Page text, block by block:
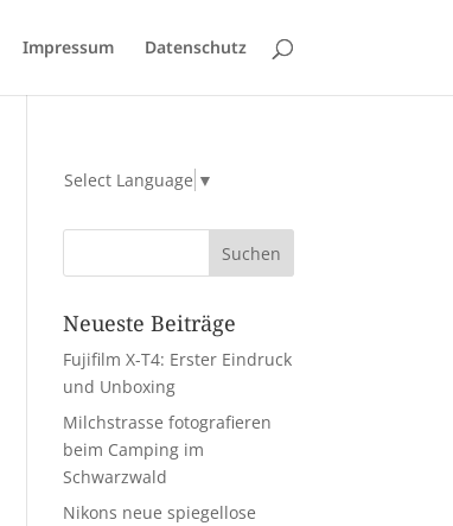
Impressum Datenschutz
Select Language ▼
Neueste Beiträge
Fujifilm X-T4: Erster Eindruck
und Unboxing
Milchstrasse fotografieren
beim Camping im
Schwarzwald
Nikons neue spiegellose